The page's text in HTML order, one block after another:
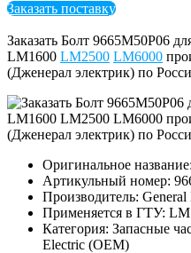
Заказать поставку
Заказать Болт 9665M50P06
LM1600 LM2500 LM6000
(Дженерал электрик) по
Оригинальное
Артикульный номер:
Производитель:
Применяется в ГТУ:
Категория: Запасные
Electric (OEM)